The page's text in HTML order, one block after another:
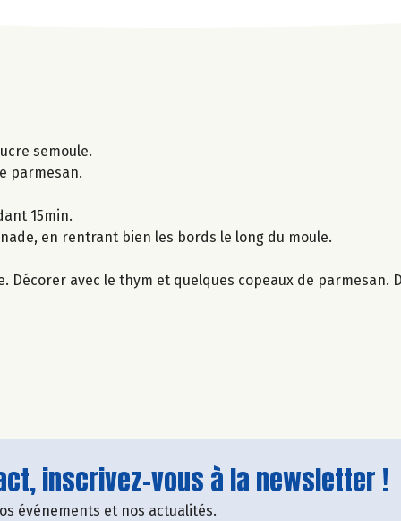
semoule.
parmesan.
15min.
en rentrant bien les bords le long du moule.
avec le thym et quelques copeaux de parmesan.
inscrivez-vous à la newsletter !
événements et nos actualités.